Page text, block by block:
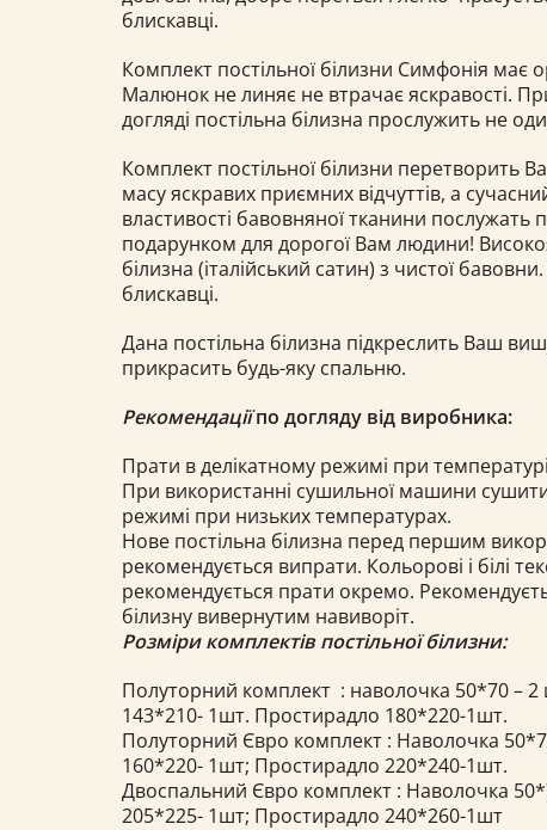
блискавці.
Комплект постільної білизни Симфонія має
Малюнок не линяє не втрачає яскравості.
догляді постільна білизна прослужить не
Комплект постільної білизни перетворить
масу яскравих приємних відчуттів, а
властивості бавовняної тканини
подарунком для дорогої Вам людини!
білизна (італійський сатин) з чистої
блискавці.
Дана постільна білизна підкреслить Ваш
прикрасить будь-яку спальню.
Рекомендаціїпо догляду від виробника:
Прати в делікатному режимі при
При використанні сушильної машини
режимі при низьких температурах.
Нове постільна білизна перед першим
рекомендується випрати. Кольорові і білі
рекомендується прати окремо.
білизну вивернутим навиворіт.
Розміри комплектів постільної білизни:
Полуторний комплект : наволочка 50*70 – 2
143*210- 1шт. Простирадло 180*220-1шт.
Полуторний Євро комплект : Наволочка
160*220- 1шт; Простирадло 220*240-1шт.
Двоспальний Євро комплект : Наволочка
205*225- 1шт; Простирадло 240*260-1шт